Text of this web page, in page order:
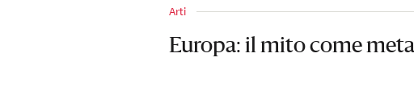
Arti
Europa: il mito come